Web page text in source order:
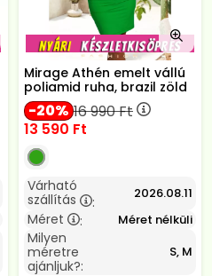
Mirage Athén emelt vállú
poliamid ruha, brazil zöld
20 16 990Ft
13 590 Ft
Várható
szállítás
: 2026.08.11
Méret : Méret nélküli
Milyen
méretre
ajánljuk?:
S, M